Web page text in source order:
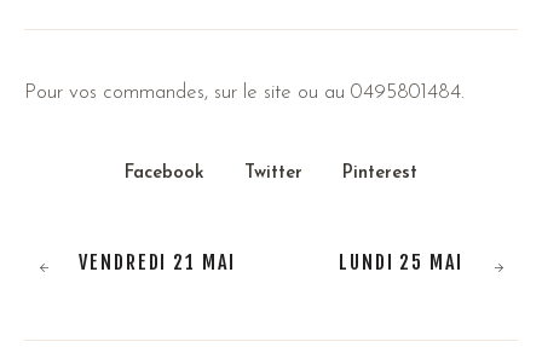
Pour vos commandes, sur le site ou au 0495801484.
Facebook Twitter Pinterest
VENDREDI 21 MAI LUNDI 25 MAI